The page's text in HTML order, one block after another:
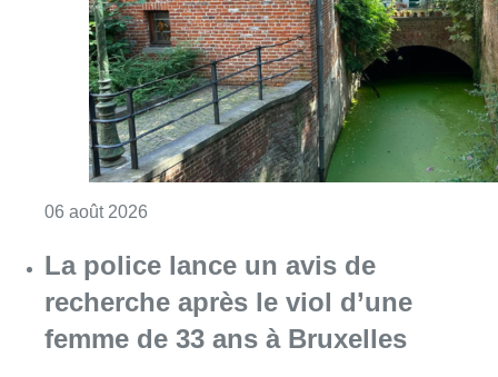
06 août 2026
La police lance un avis de
recherche après le viol d’une
femme de 33 ans à Bruxelles